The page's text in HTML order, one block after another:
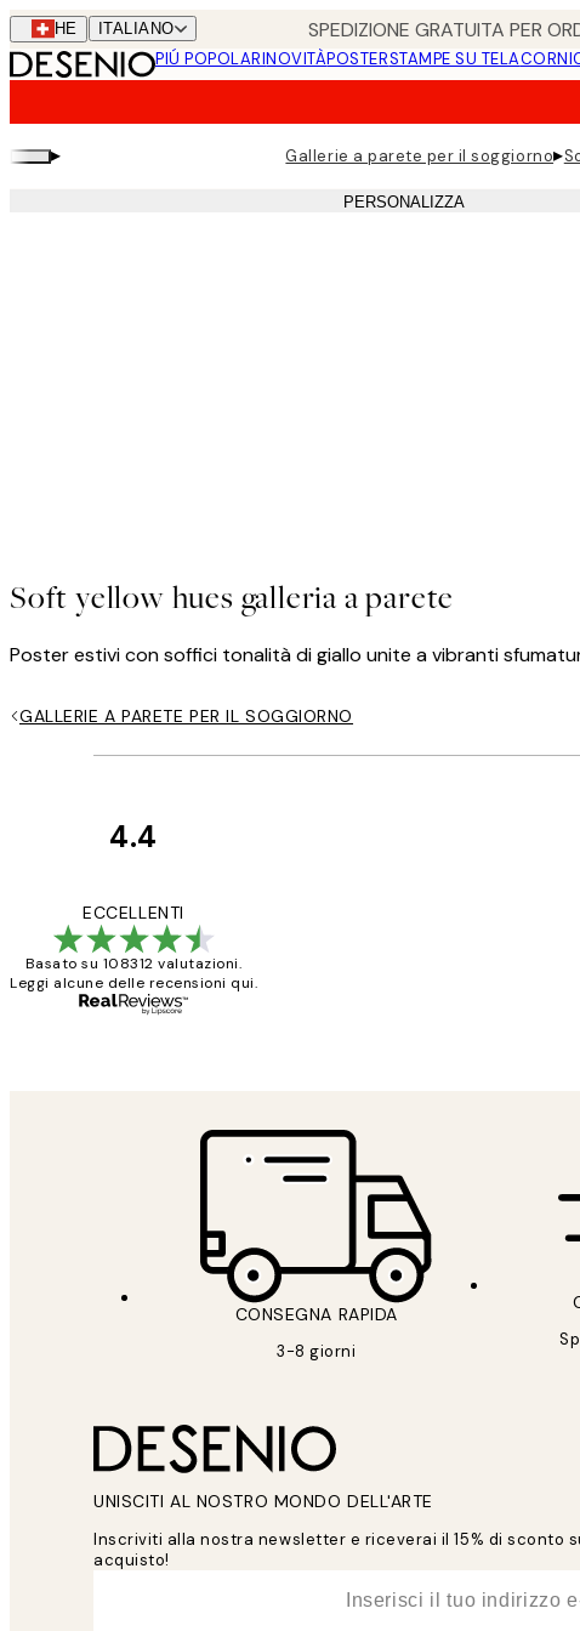
Skip
to
main
CHE ITALIANO SPEDIZIONE GRATUITA PER
PIÚ POPOLARINOVITÀPOSTERSTAMPE SU TELA
▸ Gallerie a parete per il soggiorno▸
PERSONALIZZA
Soft yellow hues galleria a parete
Poster estivi con soffici tonalità di giallo unite a vibranti
GALLERIE A PARETE PER IL SOGGIORNO
4.4
ECCELLENTI
Basato su 108312 valutazioni.
Leggi alcune delle recensioni qui.
CONSEGNA RAPIDA
3-8 giorni
UNISCITI AL NOSTRO MONDO DELL'ARTE
Inscriviti alla nostra newsletter e riceverai il 15% di sconto
acquisto!